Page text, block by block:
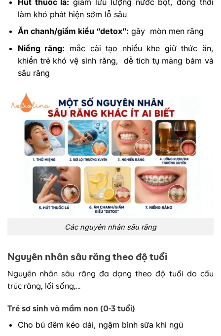
làm khó phát hiện sớm lỗ sâu
Ăn chanh/giấm kiểu “detox”: gây mòn men răng
Niềng răng: mắc cài tạo nhiều khe giữ thức ăn,
khiển trẻ khó vệ sinh răng, dễ tích tụ mảng bám và
sâu răng
Các nguyên nhân sâu răng
Nguyên nhân sâu răng theo độ tuổi
Nguyên nhân sâu răng đa dạng theo độ tuổi do cấu
trúc răng, lối sống,…
Trẻ sơ sinh và mầm non (0-3 tuổi)
Cho bú đêm kéo dài, ngậm bình sữa khi ngủ